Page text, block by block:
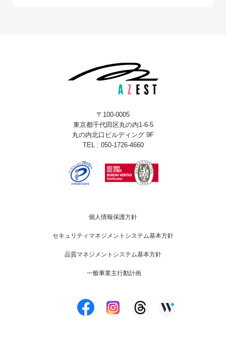
〒100-0005
東京都千代田区丸の内1-6-5
丸の内北口ビルディング 9F
TEL : 050-1726-4660
個人情報保護方針
セキュリティマネジメントシステム基本方針
品質マネジメントシステム基本方針
一般事業主行動計画